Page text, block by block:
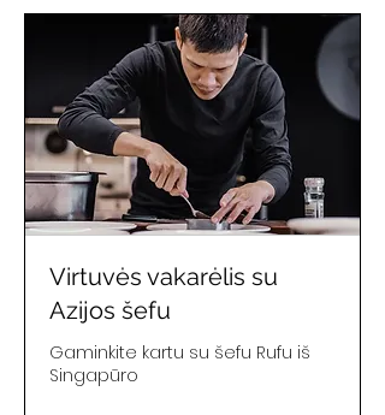
Virtuvės vakarėlis su
Azijos šefu
Gaminkite kartu su šefu Rufu iš
Singapūro